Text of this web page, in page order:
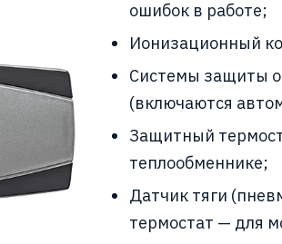
ошибок в работе;
Ионизационный
Системы защиты
(включаются
Защитный
теплообменнике;
Датчик тяги
термостат — для